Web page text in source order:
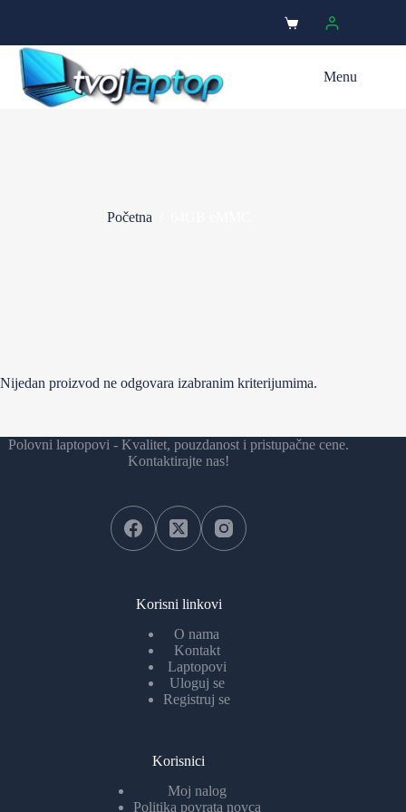
Menu
Početna
Nijedan proizvod ne odgovara izabranim kriterijumima.
Polovni laptopovi - Kvalitet, pouzdanost i pristupačne cene.
Kontaktirajte nas!
Korisni linkovi
O nama
Kontakt
Laptopovi
Uloguj se
Registruj se
Korisnici
Moj nalog
Politika povrata novca